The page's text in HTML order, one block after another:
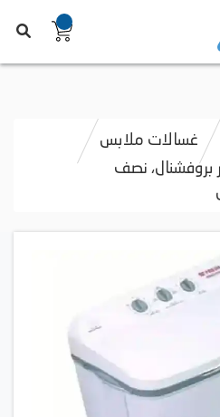
غسالات ملابس
نصف